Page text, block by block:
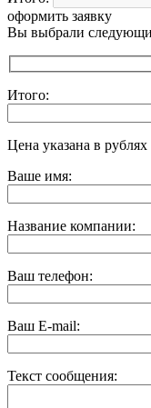
оформить заявку
Вы выбрали
Итого:
Цена указана в
Ваше имя:
Название компании:
Ваш телефон:
Ваш E-mail:
Текст сообщения: